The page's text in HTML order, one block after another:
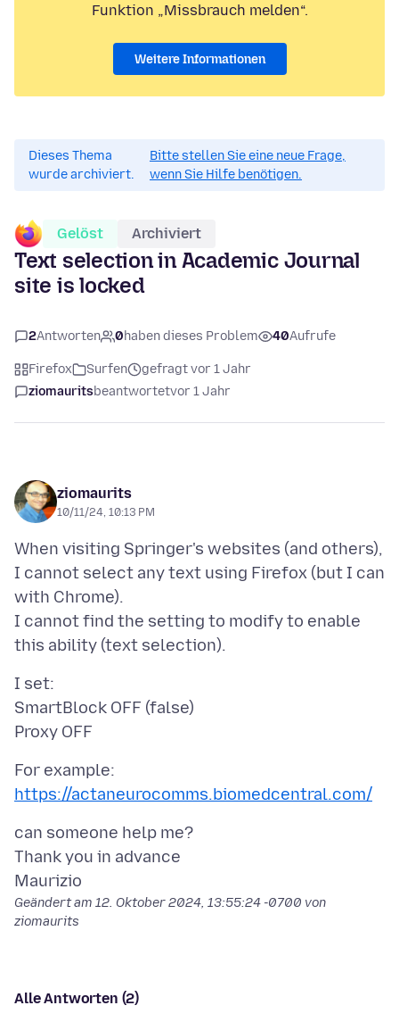
Funktion „Missbrauch melden“.
Weitere Informationen
Dieses Thema
wurde archiviert.
Bitte stellen Sie eine neue Frage,
wenn Sie Hilfe benötigen.
Gelöst Archiviert
Text selection in Academic Journal
site is locked
2Antworten 0haben dieses Problem 40Aufrufe
Firefox Surfen
gefragt vor 1 Jahr
ziomauritsbeantwortetvor 1 Jahr
ziomaurits
10/11/24, 10:13 PM
When visiting Springer's websites (and others),
I cannot select any text using Firefox (but I can
with Chrome).
I cannot find the setting to modify to enable
I set:
SmartBlock OFF (false)
https://actaneurocomms.biomedcentral.com/
can someone help me?
Thank you in advance
Geändert am 12. Oktober 2024, 13:55:24 -0700 von
ziomaurits
Alle Antworten (2)